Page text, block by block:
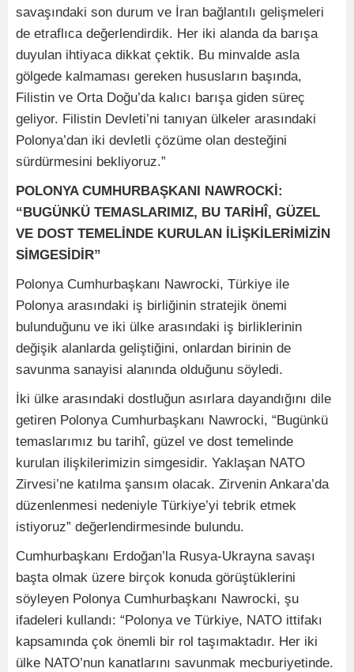
savaşındaki son durum ve İran bağlantılı gelişmeleri
de etraflıca değerlendirdik. Her iki alanda da barışa
duyulan ihtiyaca dikkat çektik. Bu minvalde asla
gölgede kalmaması gereken hususların başında,
Filistin ve Orta Doğu’da kalıcı barışa giden süreç
geliyor. Filistin Devleti’ni tanıyan ülkeler arasındaki
Polonya’dan iki devletli çözüme olan desteğini
sürdürmesini bekliyoruz.”
POLONYA CUMHURBAŞKANI NAWROCKİ:
“BUGÜNKÜ TEMASLARIMIZ, BU TARİHÎ, GÜZEL
VE DOST TEMELİNDE KURULAN İLİŞKİLERİMİZİN
SİMGESİDİR”
Polonya Cumhurbaşkanı Nawrocki, Türkiye ile
Polonya arasındaki iş birliğinin stratejik önemi
bulunduğunu ve iki ülke arasındaki iş birliklerinin
değişik alanlarda geliştiğini, onlardan birinin de
savunma sanayisi alanında olduğunu söyledi.
İki ülke arasındaki dostluğun asırlara dayandığını dile
getiren Polonya Cumhurbaşkanı Nawrocki, “Bugünkü
temaslarımız bu tarihî, güzel ve dost temelinde
kurulan ilişkilerimizin simgesidir. Yaklaşan NATO
Zirvesi’ne katılma şansım olacak. Zirvenin Ankara’da
düzenlenmesi nedeniyle Türkiye’yi tebrik etmek
istiyoruz” değerlendirmesinde bulundu.
Cumhurbaşkanı Erdoğan’la Rusya-Ukrayna savaşı
başta olmak üzere birçok konuda görüştüklerini
söyleyen Polonya Cumhurbaşkanı Nawrocki, şu
ifadeleri kullandı: “Polonya ve Türkiye, NATO ittifakı
kapsamında çok önemli bir rol taşımaktadır. Her iki
ülke NATO’nun kanatlarını savunmak mecburiyetinde.